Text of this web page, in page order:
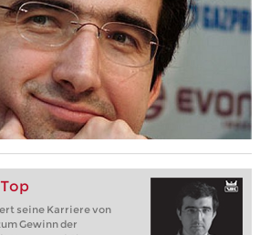
seine Karriere von
Gewinn der